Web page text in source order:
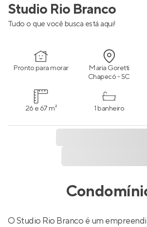
Studio Rio Branco
Tudo o que você busca está aqui!
Pronto para morar Maria Goretti
Chapecó - SC
26 e 67 m² 1 banheiro
O Studio Rio Branco é um